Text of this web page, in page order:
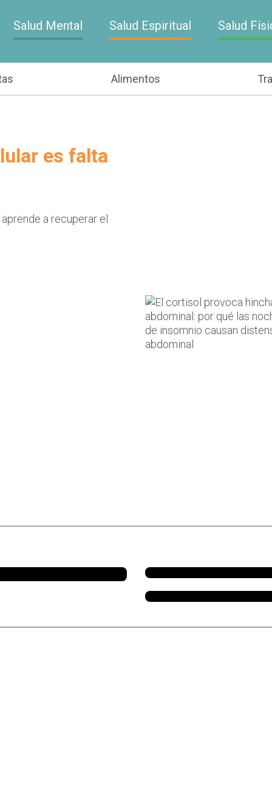
Salud Mental Salud Espiritual Salud
Alimentos
es falta
a recuperar el